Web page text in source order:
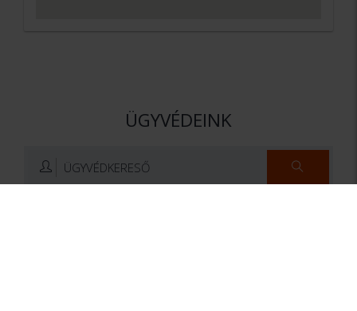
ÜGYVÉDEINK
ÜGYVÉDKERESŐ